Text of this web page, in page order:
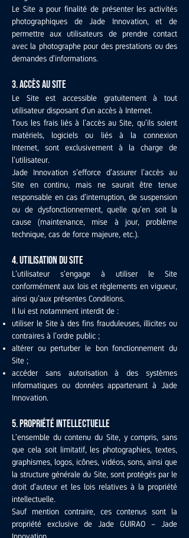
Le Site a pour finalité de présenter les activités
photographiques de Jade Innovation, et de
permettre aux utilisateurs de prendre contact
avec la photographe pour des prestations ou des
demandes d’informations.
3. Accès au site
Le Site est accessible gratuitement à tout
utilisateur disposant d’un accès à Internet.
Tous les frais liés à l’accès au Site, qu’ils soient
matériels, logiciels ou liés à la connexion
Internet, sont exclusivement à la charge de
l’utilisateur.
Jade Innovation s’efforce d’assurer l’accès au
Site en continu, mais ne saurait être tenue
responsable en cas d’interruption, de suspension
ou de dysfonctionnement, quelle qu’en soit la
cause (maintenance, mise à jour, problème
technique, cas de force majeure, etc.).
4. Utilisation du site
L’utilisateur s’engage à utiliser le Site
conformément aux lois et règlements en vigueur,
ainsi qu’aux présentes Conditions.
Il lui est notamment interdit de :
utiliser le Site à des fins frauduleuses, illicites ou
contraires à l’ordre public ;
altérer ou perturber le bon fonctionnement du
Site ;
accéder sans autorisation à des systèmes
informatiques ou données appartenant à Jade
Innovation.
5. Propriété intellectuelle
L’ensemble du contenu du Site, y compris, sans
que cela soit limitatif, les photographies, textes,
graphismes, logos, icônes, vidéos, sons, ainsi que
la structure générale du Site, sont protégés par le
droit d’auteur et les lois relatives à la propriété
intellectuelle.
Sauf mention contraire, ces contenus sont la
propriété exclusive de Jade GUIRAO – Jade